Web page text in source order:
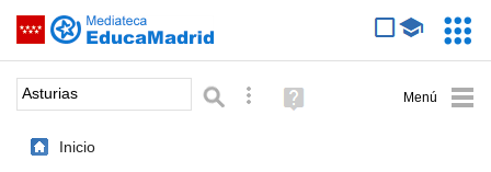
Saltar navegación
Palabra o frase: Búsqueda avanzada
Ayuda
(en
Inicio